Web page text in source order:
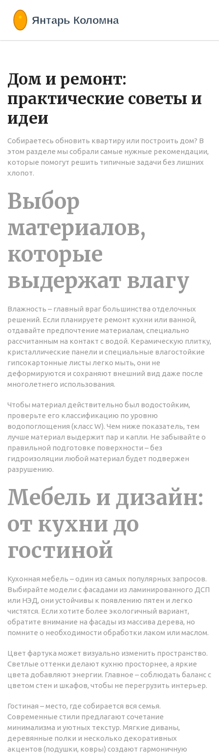
Дом и ремонт:
практические советы и
идеи
Собираетесь обновить квартиру или построить дом? В
этом разделе мы собрали самые нужные рекомендации,
которые помогут решить типичные задачи без лишних
хлопот.
Выбор
материалов,
которые
выдержат влагу
Влажность – главный враг большинства отделочных
решений. Если планируете ремонт кухни или ванной,
отдавайте предпочтение материалам, специально
рассчитанным на контакт с водой. Керамическую плитку,
кристаллические панели и специальные влагостойкие
гипсокартонные листы легко мыть, они не
деформируются и сохраняют внешний вид даже после
многолетнего использования.
Чтобы материал действительно был водостойким,
проверьте его классификацию по уровню
водопоглощения (класс W). Чем ниже показатель, тем
лучше материал выдержит пар и капли. Не забывайте о
правильной подготовке поверхности – без
гидроизоляции любой материал будет подвержен
разрушению.
Мебель и дизайн:
от кухни до
гостиной
Кухонная мебель – один из самых популярных запросов.
Выбирайте модели с фасадами из ламинированного ДСП
или НЭД, они устойчивы к появлению пятен и легко
чистятся. Если хотите более экологичный вариант,
обратите внимание на фасады из массива дерева, но
помните о необходимости обработки лаком или маслом.
Цвет фартука может визуально изменить пространство.
Светлые оттенки делают кухню просторнее, а яркие
цвета добавляют энергии. Главное – соблюдать баланс с
цветом стен и шкафов, чтобы не перегрузить интерьер.
Гостиная – место, где собирается вся семья.
Современные стили предлагают сочетание
минимализма и уютных текстур. Мягкие диваны,
деревянные полки и несколько декоративных
акцентов (подушки, ковры) создают гармоничную